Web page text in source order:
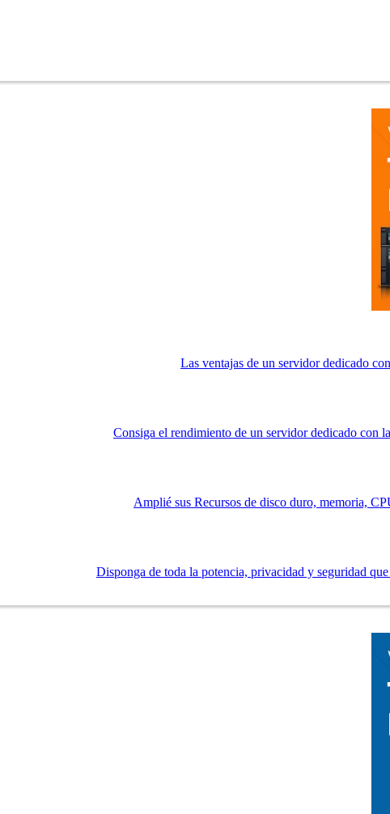
Las ventajas de un servidor dedicado
Consiga el rendimiento de un servidor dedicado con
Amplié sus Recursos de disco duro, memoria,
Disponga de toda la potencia, privacidad y seguridad